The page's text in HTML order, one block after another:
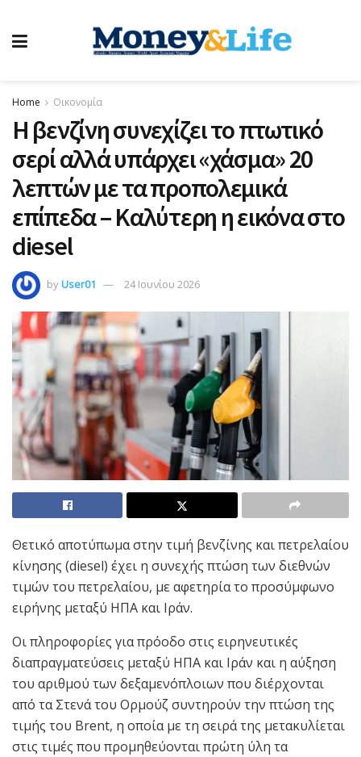
Home Οικονομία
Η βενζίνη συνεχίζει το πτωτικό
σερί αλλά υπάρχει «χάσμα» 20
λεπτών με τα προπολεμικά
επίπεδα – Καλύτερη η εικόνα στο
diesel
byUser01 24 Ιουνίου 2026
Θετικό αποτύπωμα στην τιμή βενζίνης και πετρελαίου
κίνησης (diesel) έχει η συνεχής πτώση των διεθνών
τιμών του πετρελαίου, με αφετηρία το προσύμφωνο
ειρήνης μεταξύ ΗΠΑ και Ιράν.
Οι πληροφορίες για πρόοδο στις ειρηνευτικές
διαπραγματεύσεις μεταξύ ΗΠΑ και Ιράν και η αύξηση
του αριθμού των δεξαμενόπλοιων που διέρχονται
από τα Στενά του Ορμούζ συντηρούν την πτώση της
τιμής του Brent, η οποία με τη σειρά της μετακυλίεται
στις τιμές που προμηθεύονται πρώτη ύλη τα